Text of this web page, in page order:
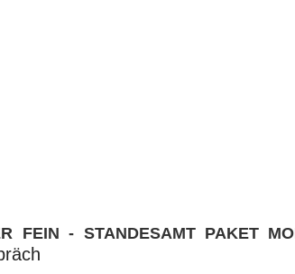
FEIN - STANDESAMT PAKET